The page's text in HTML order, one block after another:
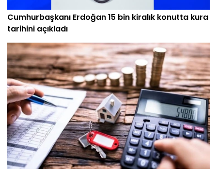
Cumhurbaşkanı Erdoğan 15 bin kiralık konutta kura
tarihini açıkladı